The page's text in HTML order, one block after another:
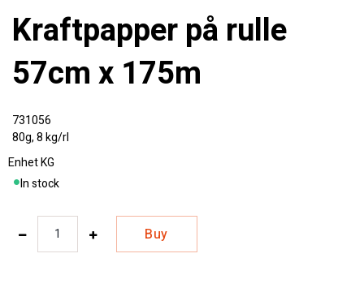
Kraftpapper på rulle
57cm x 175m
731056
80g, 8 kg/rl
EnhetKG
In stock
Buy